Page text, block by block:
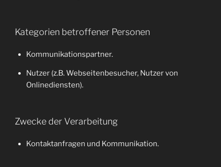
Kategorien betroffener Personen
Kommunikationspartner.
Nutzer (z.B. Webseitenbesucher, Nutzer von
Onlinediensten).
Zwecke der Verarbeitung
Kontaktanfragen und Kommunikation.